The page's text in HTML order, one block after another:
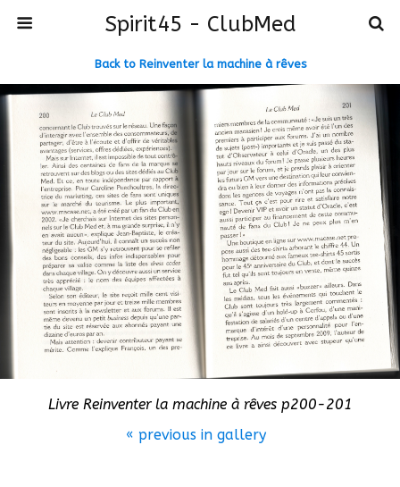
Spirit45 - ClubMed
Back to Reinventer la machine à rêves
Livre Reinventer la machine à rêves p200-201
« previous in gallery